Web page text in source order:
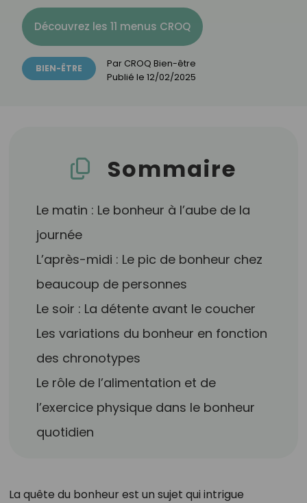
Découvrez les 11 menus CROQ
BIEN-ÊTRE Par CROQ Bien-être
Publié le 12/02/2025
Sommaire
Le matin : Le bonheur à l’aube de la
journée
L’après-midi : Le pic de bonheur chez
beaucoup de personnes
Le soir : La détente avant le coucher
Les variations du bonheur en fonction
des chronotypes
Le rôle de l’alimentation et de
l’exercice physique dans le bonheur
quotidien
La quête du bonheur est un sujet qui intrigue